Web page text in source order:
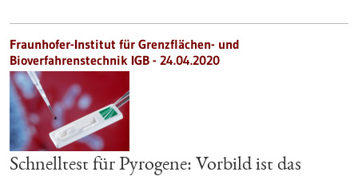
Fraunhofer-Institut für Grenzflächen- und
Bioverfahrenstechnik IGB - 24.04.2020
Schnelltest für Pyrogene: Vorbild ist das